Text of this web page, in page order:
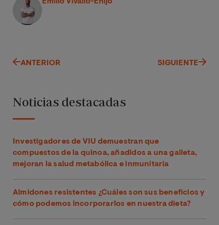
ANTERIOR SIGUIENTE
Noticias destacadas
Investigadores de VIU demuestran que
compuestos de la quinoa, añadidos a una galleta,
mejoran la salud metabólica e inmunitaria
Almidones resistentes ¿Cuáles son sus beneficios y
cómo podemos incorporarlos en nuestra dieta?